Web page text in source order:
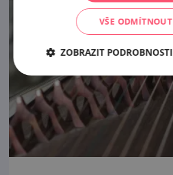
VŠE ODMÍTNOUT
ZOBRAZIT PODROBNOSTI